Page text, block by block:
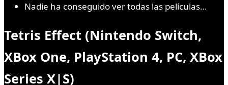
Nadie ha conseguido ver todas las películas…
Tetris Effect (Nintendo Switch,
XBox One, PlayStation 4, PC, XBox
Series X|S)